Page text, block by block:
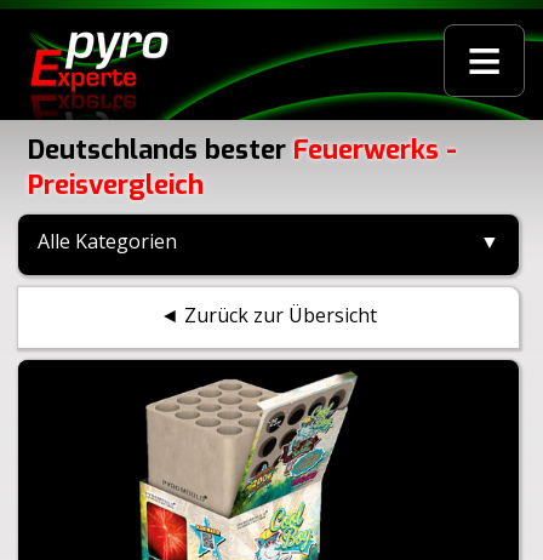
≡
Deutschlands bester Feuerwerks -
Preisvergleich
Alle Kategorien ▼
◄ Zurück zur Übersicht